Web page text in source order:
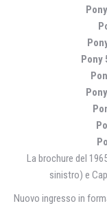
Pony
La brochure del
sinistro) e
Nuovo ingresso in